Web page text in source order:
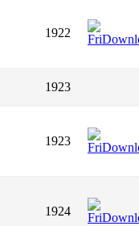
1922
1923
1923
1924